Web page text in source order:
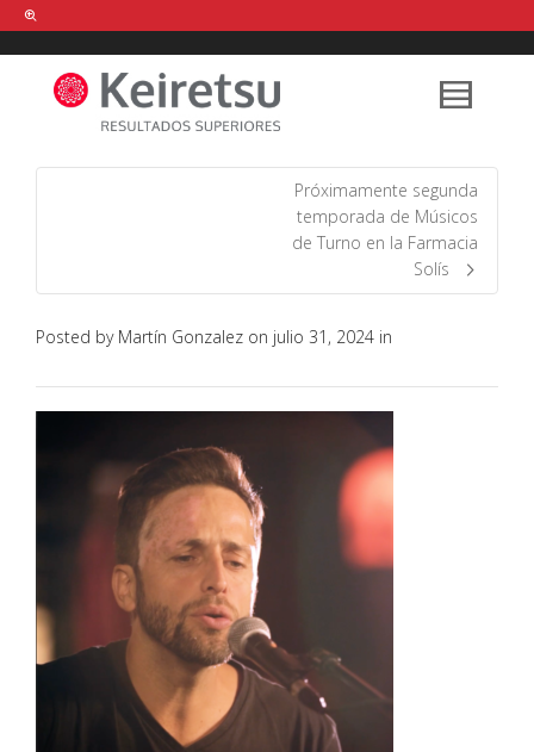
Help me Dante! I'm looking for new
shirts in a size medium
that cost
between £ . Show me all the
items, from the brandour legacy.
Próximamente segunda
temporada de Músicos
de Turno en la Farmacia
Solís
Posted by Martín Gonzalez on julio 31, 2024 in